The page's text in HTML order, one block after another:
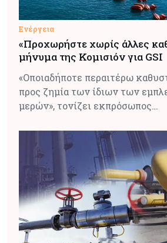
Ενέργεια
«Προχωρήστε χωρίς άλλες
μήνυμα της Κομισιόν για GSI
«Οποιαδήποτε περαιτέρω
προς ζημία των ίδιων των
μερών», τονίζει εκπρόσωπος…